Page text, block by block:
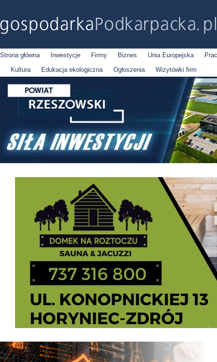
Strona główna Inwestycje Firmy Biznes Unia Europejska
Kultura
Edukacja ekologiczna Ogłoszenia Wizytówki firm